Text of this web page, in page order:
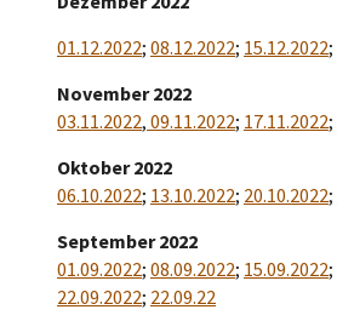
01.12.2022; 08.12.2022; 15.12.2022;
November 2022
03.11.2022, 09.11.2022; 17.11.2022;
Oktober 2022
06.10.2022; 13.10.2022; 20.10.2022;
September 2022
01.09.2022; 08.09.2022; 15.09.2022;
22.09.2022; 22.09.22